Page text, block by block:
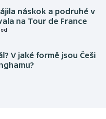
náskok a podruhé v
na Tour de France
V jaké formě jsou Češi